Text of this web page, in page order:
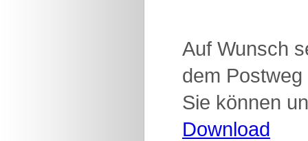
Auf Wunsch
dem Postweg
Sie können
Download